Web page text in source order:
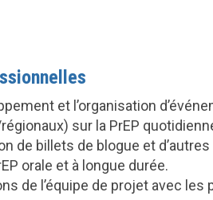
et l’organisation
sur la PrEP
de billets de blogue et
orale et à longue durée.
de l’équipe de projet avec